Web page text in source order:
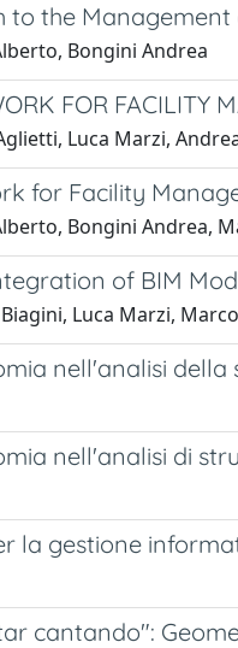
to the
Bongini Andrea
FOR FACILITY
Luca Marzi,
for Facility
Bongini Andrea,
of BIM
Luca Marzi,
nell'analisi
nell'analisi di
la gestione
cantando":